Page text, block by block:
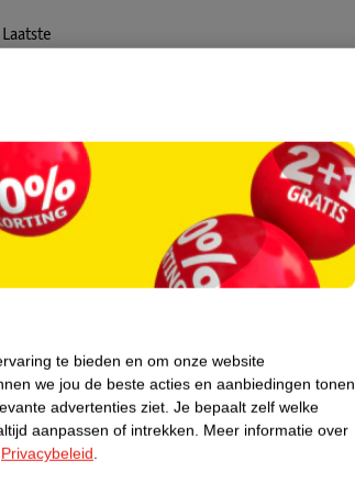
niet
en
zorgt
ook
voor
naar
te bieden en om onze website
we jou de beste acties en aanbiedingen tonen
advertenties ziet. Je bepaalt zelf welke
aanpassen of intrekken. Meer informatie over
Privacybeleid.